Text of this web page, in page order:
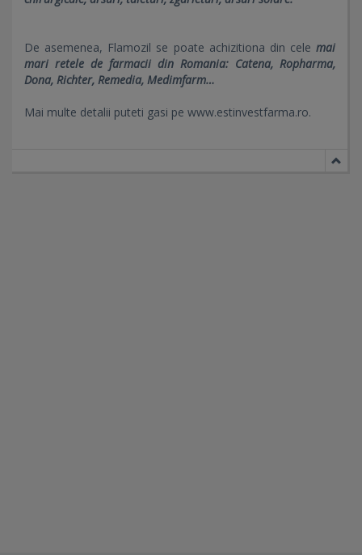
De asemenea, Flamozil se poate achizitiona din cele mai
mari retele de farmacii din Romania: Catena, Ropharma,
Dona, Richter, Remedia, Medimfarm…
Mai multe detalii puteti gasi pe www.estinvestfarma.ro.